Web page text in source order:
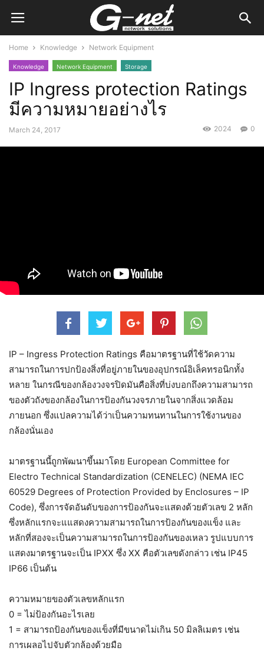
Home Knowledge Network Equipment
Knowledge Network Equipment Storage
IP Ingress protection Ratings
มีความหมายอย่างไร
March 24, 2017 0
2024
IP – Ingress Protection Ratings คือมาตรฐานที่ใช้วัดความ
สามารถในการปกป้องสิ่งที่อยู่ภายในของอุปกรณ์อิเล็คทรอนิกทั้ง
หลาย ในกรณีของกล้องวงจรปิดมันคือสิ่งที่บ่งบอกถึงความสามารถ
ของตัวถังของกล้องในการป้องกันวงจรภายในจากสิ่งแวดล้อม
ภายนอก ซึ่งแปลความได้ว่าเป็นความทนทานในการใช้งานของ
กล้องนั่นเอง
มาตรฐานนี้ถูกพัฒนาขึ้นมาโดย European Committee for
Electro Technical Standardization (CENELEC) (NEMA IEC
60529 Degrees of Protection Provided by Enclosures – IP
Code), ซึ่งการจัดอันดับของการป้องกันจะแสดงด้วยตัวเลข 2 หลัก
ซึ่งหลักแรกจะแแสดงความสามารถในการป้องกันของแข็ง และ
หลักที่สองจะเป็นความสามารถในการป้องกันของเหลว รูปแบบการ
แสดงมาตรฐานจะเป็น IPXX ซึ่ง XX คือตัวเลขดังกล่าว เช่น IP45
IP66 เป็นต้น
ความหมายของตัวเลขหลักแรก
0 = ไม่ป้องกันอะไรเลย
1 = สามารถป้องกันของแข็งที่มีขนาดไม่เกิน 50 มิลลิเมตร เช่น
การเผลอไปจับตัวกล้องด้วยมือ